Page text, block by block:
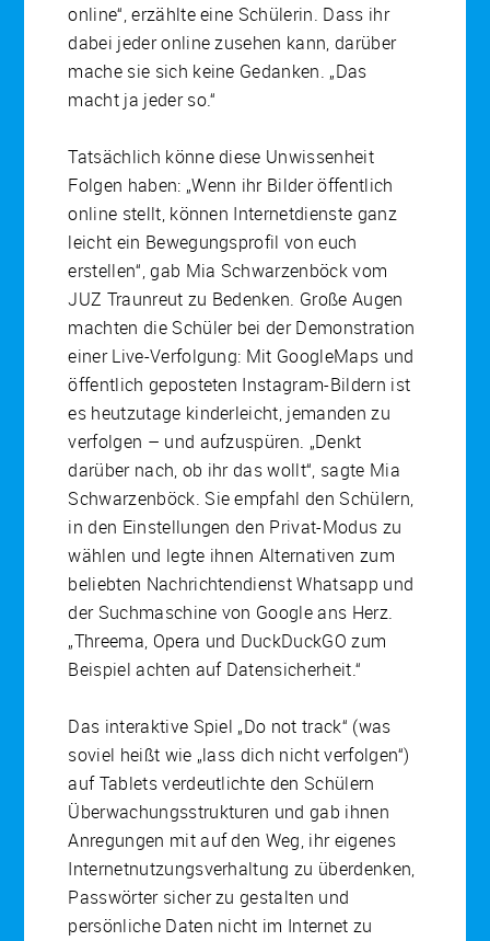
online“, erzählte eine Schülerin. Dass ihr
dabei jeder online zusehen kann, darüber
mache sie sich keine Gedanken. „Das
macht ja jeder so.“
Tatsächlich könne diese Unwissenheit
Folgen haben: „Wenn ihr Bilder öffentlich
online stellt, können Internetdienste ganz
leicht ein Bewegungsprofil von euch
erstellen“, gab Mia Schwarzenböck vom
JUZ Traunreut zu Bedenken. Große Augen
machten die Schüler bei der Demonstration
einer Live-Verfolgung: Mit GoogleMaps und
öffentlich geposteten Instagram-Bildern ist
es heutzutage kinderleicht, jemanden zu
verfolgen – und aufzuspüren. „Denkt
darüber nach, ob ihr das wollt“, sagte Mia
Schwarzenböck. Sie empfahl den Schülern,
in den Einstellungen den Privat-Modus zu
wählen und legte ihnen Alternativen zum
beliebten Nachrichtendienst Whatsapp und
der Suchmaschine von Google ans Herz.
„Threema, Opera und DuckDuckGO zum
Beispiel achten auf Datensicherheit.“
Das interaktive Spiel „Do not track“ (was
soviel heißt wie „lass dich nicht verfolgen“)
auf Tablets verdeutlichte den Schülern
Überwachungsstrukturen und gab ihnen
Anregungen mit auf den Weg, ihr eigenes
Internetnutzungsverhaltung zu überdenken,
Passwörter sicher zu gestalten und
persönliche Daten nicht im Internet zu